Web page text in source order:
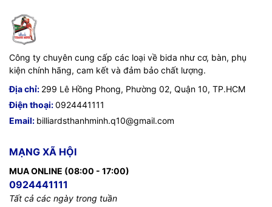
Công ty chuyên cung cấp các loại về bida như cơ, bàn, phụ
kiện chính hãng, cam kết và đảm bảo chất lượng.
Địa chỉ: 299 Lê Hồng Phong, Phường 02, Quận 10, TP.HCM
Điện thoại:0924441111
Email: billiardsthanhminh.q10@gmail.com
MẠNG XÃ HỘI
MUA ONLINE (08:00 - 17:00)
0924441111
Tất cả các ngày trong tuần